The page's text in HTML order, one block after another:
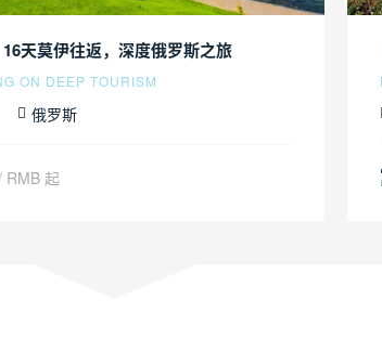
16天莫伊往返，深度俄罗斯之旅
ON DEEP TOURISM
俄罗斯
RMB 起